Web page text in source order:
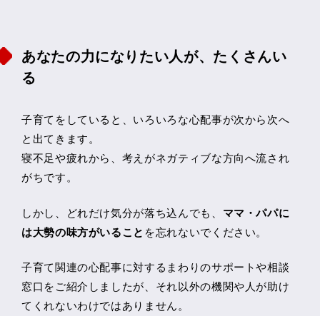
あなたの力になりたい人が、たくさんい
る
子育てをしていると、いろいろな心配事が次から次へ
と出てきます。
寝不足や疲れから、考えがネガティブな方向へ流され
がちです。
しかし、どれだけ気分が落ち込んでも、 ママ・パパに
は大勢の味方がいること を忘れないでください。
子育て関連の心配事に対するまわりのサポートや相談
窓口をご紹介しましたが、それ以外の機関や人が助け
てくれないわけではありません。